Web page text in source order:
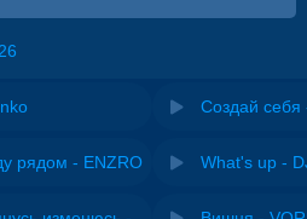
Создай себя
рядом - ENZRO What's up -